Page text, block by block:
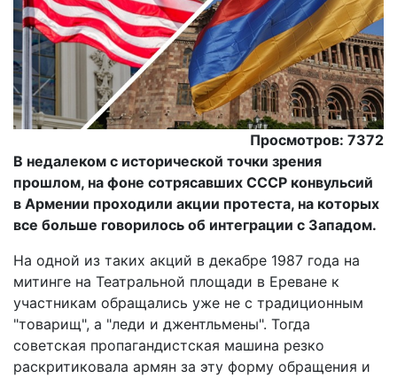
Просмотров: 7372
В недалеком с исторической точки зрения
прошлом, на фоне сотрясавших СССР конвульсий
в Армении проходили акции протеста, на которых
все больше говорилось об интеграции с Западом.
На одной из таких акций в декабре 1987 года на
митинге на Театральной площади в Ереване к
участникам обращались уже не с традиционным
"товарищ", а "леди и джентльмены". Тогда
советская пропагандистская машина резко
раскритиковала армян за эту форму обращения и